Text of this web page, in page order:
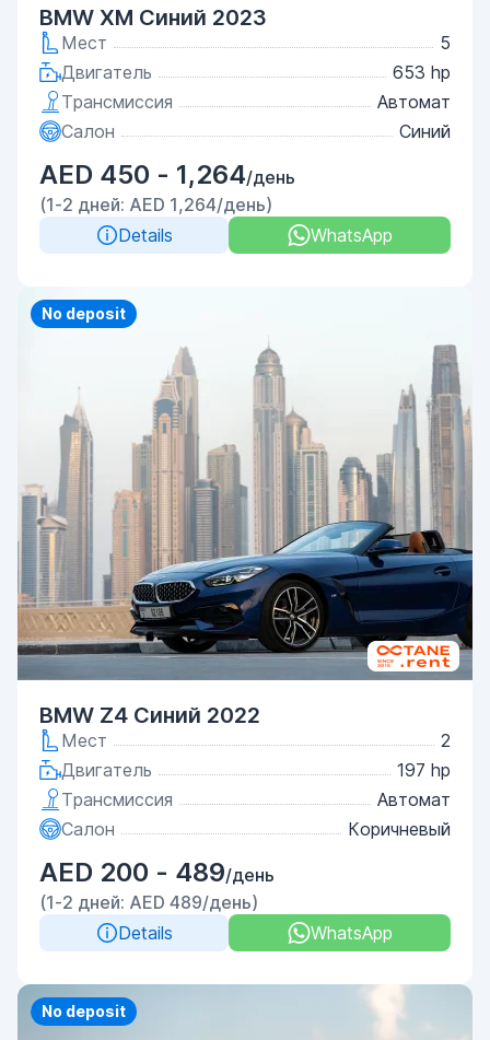
BMW XM Синий 2023
Мест
5
Двигатель
653 hp
Трансмиссия
Автомат
Салон
Синий
AED 450 - 1,264/день
(1-2 дней: AED 1,264/день)
Details
WhatsApp
Priority
No deposit
BMW Z4 Синий 2022
Мест
2
Двигатель
197 hp
Трансмиссия
Автомат
Салон
Коричневый
AED 200 - 489/день
(1-2 дней: AED 489/день)
Details
WhatsApp
Priority
No deposit